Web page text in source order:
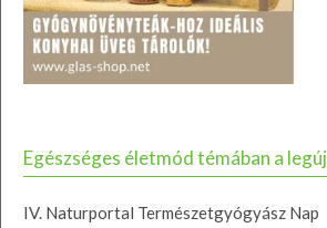
Egészséges életmód témában a
IV. Naturportal Természetgyógyász Nap